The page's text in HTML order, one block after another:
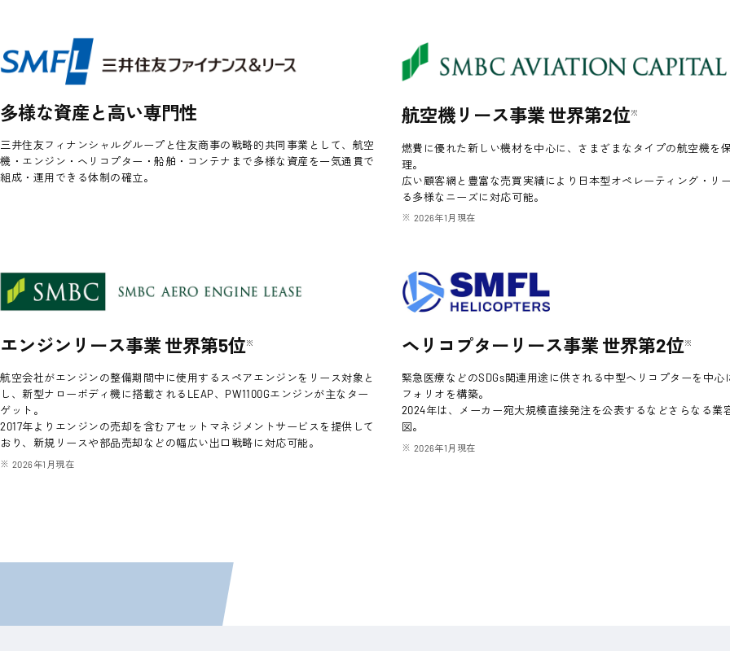
多様な資産と高い専門性
三井住友フィナンシャルグループと住友商事の戦略的共同事業として、航空
機・エンジン・ヘリコプター・船舶・コンテナまで多様な資産を一気通貫で
組成・運用できる体制の確立。
航空機リース事業 世界第2位※
燃費に優れた新しい機材を中心に、さまざまなタイプの航空機を
理。
広い顧客網と豊富な売買実績により日本型オペレーティング・リ
る多様なニーズに対応可能。
2026年1月現在
エンジンリース事業 世界第5位※
航空会社がエンジンの整備期間中に使用するスペアエンジンをリース対象と
し、新型ナローボディ機に搭載されるLEAP、PW1100Gエンジンが主なター
ゲット。
2017年よりエンジンの売却を含むアセットマネジメントサービスを提供して
おり、新規リースや部品売却などの幅広い出口戦略に対応可能。
2026年1月現在
ヘリコプターリース事業 世界第2位※
緊急医療などのSDGs関連用途に供される中型ヘリコプターを中心
フォリオを構築。
2024年は、メーカー宛大規模直接発注を公表するなどさらなる業
図。
2026年1月現在